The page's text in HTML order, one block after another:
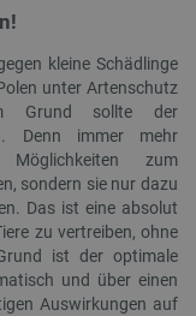
kleine Schädlinge
unter Artenschutz
Grund sollte der
Denn immer mehr
zum
sondern sie nur dazu
Das ist eine absolut
zu vertreiben, ohne
ist der optimale
und über einen
Auswirkungen auf
wie die
Ohne
die
werden.
Domäne
YouTube
.youtube.com